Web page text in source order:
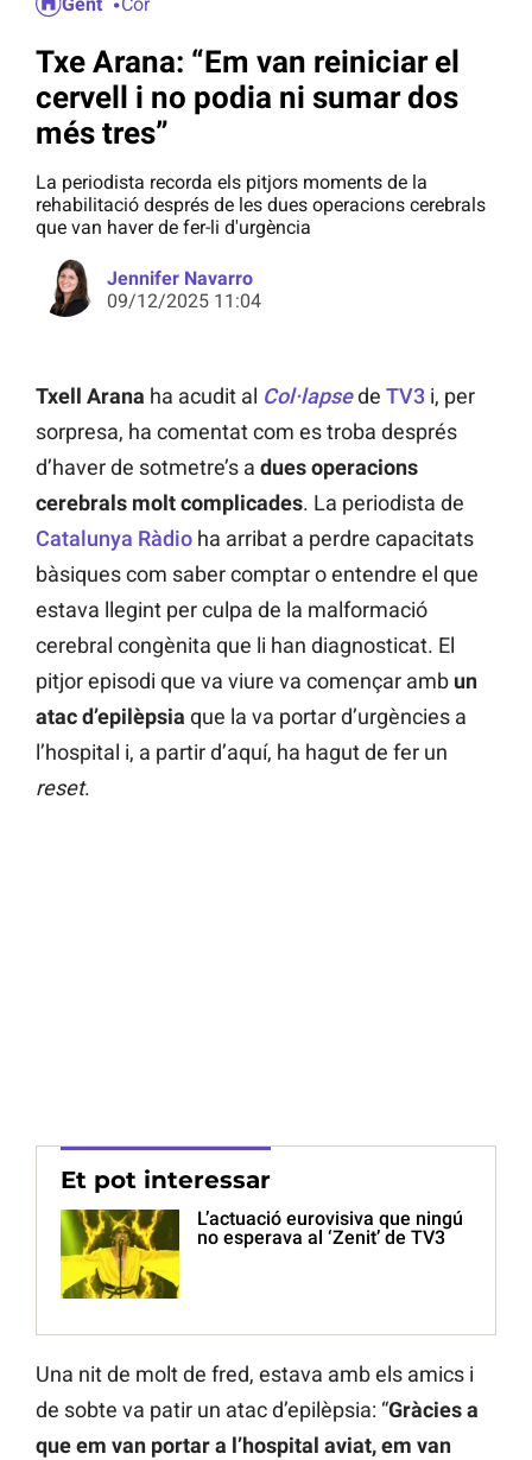
Txe Arana: “Em van reiniciar el
cervell i no podia ni sumar dos
més tres”
La periodista recorda els pitjors moments de la
rehabilitació després de les dues operacions cerebrals
que van haver de fer-li d'urgència
Jennifer Navarro
09/12/2025 11:04
Txell Arana ha acudit al Col·lapsede TV3 i, per
sorpresa, ha comentat com es troba després
d’haver de sotmetre’s a dues operacions
cerebrals molt complicades. La periodista de
Catalunya Ràdio ha arribat a perdre capacitats
bàsiques com saber comptar o entendre el que
estava llegint per culpa de la malformació
cerebral congènita que li han diagnosticat. El
pitjor episodi que va viure va començar amb un
atac d’epilèpsia que la va portar d’urgències a
l’hospital i, a partir d’aquí, ha hagut de fer un
reset.
Et pot interessar
L’actuació eurovisiva que ningú
no esperava al ‘Zenit’ de TV3
Una nit de molt de fred, estava amb els amics i
de sobte va patir un atac d’epilèpsia: “Gràcies a
que em van portar a l’hospital aviat, em van